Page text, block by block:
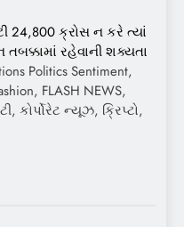
24,800 ક્રોસ ન કરે ત્યાં
તબક્કામાં રહેવાની શક્યતા
Politics Sentiment,
FLASH NEWS,
કોર્પોરેટ ન્યૂઝ, ક્રિપ્ટો,